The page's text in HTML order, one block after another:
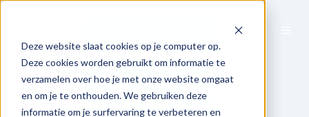
Deze website slaat cookies op je computer op.
Deze cookies worden gebruikt om informatie te
verzamelen over hoe je met onze website omgaat
en om je te onthouden. We gebruiken deze
informatie om je surfervaring te verbeteren en
Sector
Tech & Business talks